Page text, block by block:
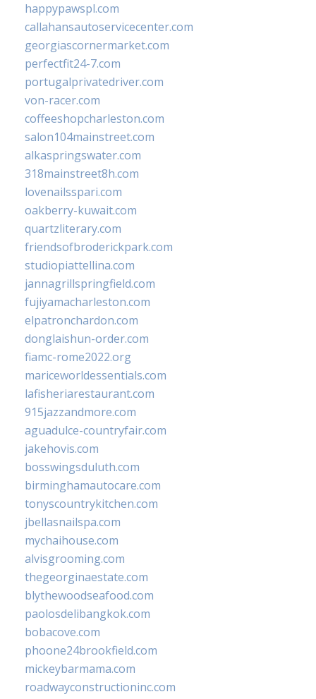
happypawspl.com
callahansautoservicecenter.com
georgiascornermarket.com
perfectfit24-7.com
portugalprivatedriver.com
von-racer.com
coffeeshopcharleston.com
salon104mainstreet.com
alkaspringswater.com
318mainstreet8h.com
lovenailsspari.com
oakberry-kuwait.com
quartzliterary.com
friendsofbroderickpark.com
studiopiattellina.com
jannagrillspringfield.com
fujiyamacharleston.com
elpatronchardon.com
donglaishun-order.com
fiamc-rome2022.org
mariceworldessentials.com
lafisheriarestaurant.com
915jazzandmore.com
aguadulce-countryfair.com
jakehovis.com
bosswingsduluth.com
birminghamautocare.com
tonyscountrykitchen.com
jbellasnailspa.com
mychaihouse.com
alvisgrooming.com
thegeorginaestate.com
blythewoodseafood.com
paolosdelibangkok.com
bobacove.com
phoone24brookfield.com
mickeybarmama.com
roadwayconstructioninc.com